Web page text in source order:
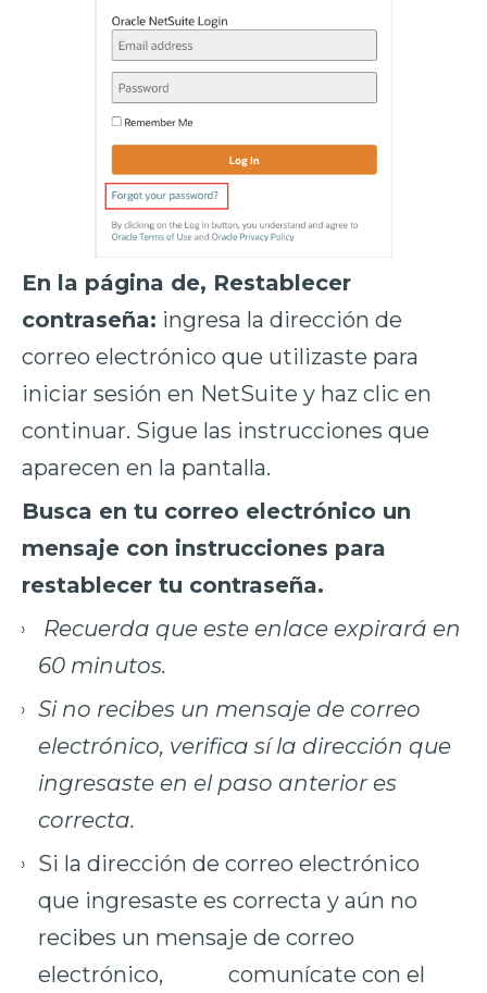
En la página de, Restablecer
contraseña: ingresa la dirección de
correo electrónico que utilizaste para
iniciar sesión en NetSuite y haz clic en
continuar. Sigue las instrucciones que
aparecen en la pantalla.
Busca en tu correo electrónico un
mensaje con instrucciones para
restablecer tu contraseña.
Recuerda que este enlace expirará en
60 minutos.
Si no recibes un mensaje de correo
electrónico, verifica sí la dirección que
ingresaste en el paso anterior es
correcta.
Si la dirección de correo electrónico
que ingresaste es correcta y aún no
recibes un mensaje de correo
electrónico, comunícate con el